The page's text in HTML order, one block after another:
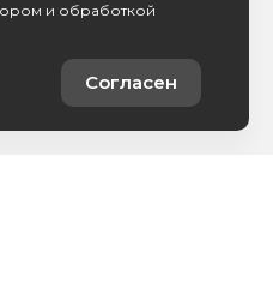
и обработкой
Согласен